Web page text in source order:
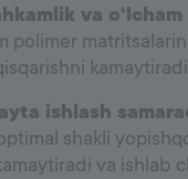
va
polimer
ishlash
shakli
va ishlab